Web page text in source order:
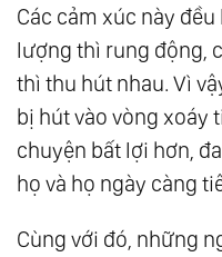
23.Thượng Đế
Thế Nào?
24. Bạn Có Tin
Ma Trận Được
25. Hệ Thống Ma
Thời Gian Là
Chỉ Là Ảo Giác?
Các cảm xúc này
lượng thì rung động,
thì thu hút nhau. Vì
bị hút vào vòng xoáy
chuyện bất lợi hơn,
họ và họ ngày càng
Cùng với đó, những